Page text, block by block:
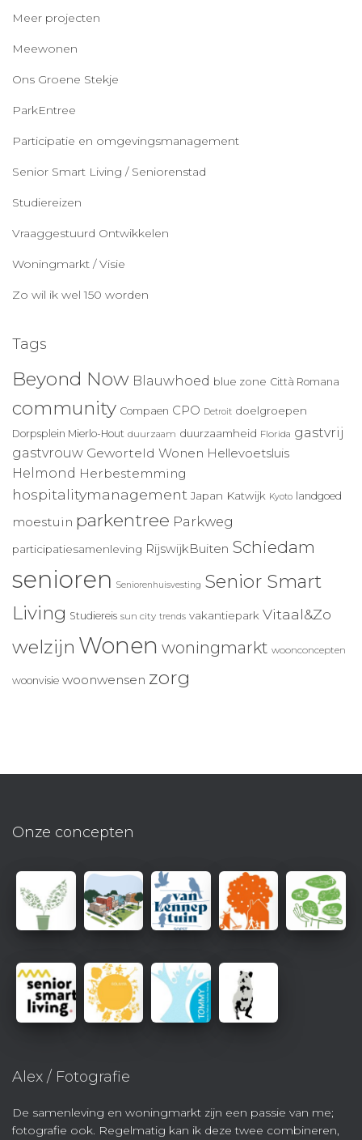
Meer projecten
Meewonen
Ons Groene Stekje
ParkEntree
Participatie en omgevingsmanagement
Senior Smart Living / Seniorenstad
Studiereizen
Vraaggestuurd Ontwikkelen
Woningmarkt / Visie
Zo wil ik wel 150 worden
Tags
Beyond Now Blauwhoed blue zone Città Romana
community Compaen CPO Detroit doelgroepen
Dorpsplein Mierlo-Hout duurzaam duurzaamheid Florida gastvrij
gastvrouw Geworteld Wonen Hellevoetsluis
Helmond Herbestemming
hospitalitymanagement Japan Katwijk Kyoto landgoed
moestuin parkentree Parkweg
participatiesamenleving RijswijkBuiten Schiedam
senioren Seniorenhuisvesting Senior Smart
Living Studiereis sun city trends vakantiepark Vitaal&Zo
welzijn Wonen woningmarkt woonconcepten
woonvisie woonwensen zorg
Onze concepten
Alex / Fotografie
De samenleving en woningmarkt zijn een passie van me;
fotografie ook. Regelmatig kan ik deze twee combineren,